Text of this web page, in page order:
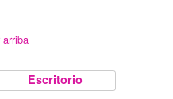
arriba
Escritorio